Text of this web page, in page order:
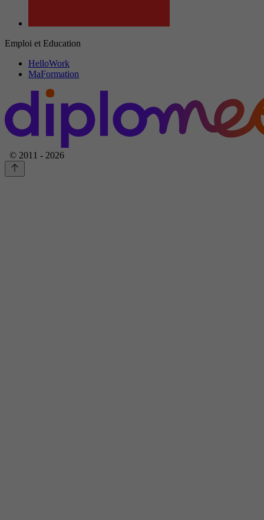
Emploi et Education
HelloWork
MaFormation
© 2011 - 2026